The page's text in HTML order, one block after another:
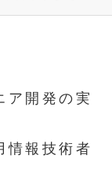
ア開発の実
情報技術者